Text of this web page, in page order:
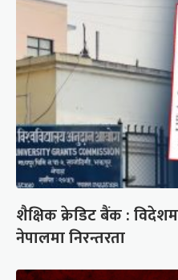
शैक्षिक क्रेडिट बैंक :
नेपालमा निरन्तरता